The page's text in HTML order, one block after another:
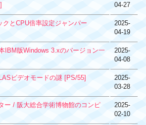
04-27
とCPU倍率設定ジャンパー
2025-
04-19
IBM版Windows 3.xのバージョン一
2025-
04-08
ビデオモードの謎 [PS/55]
2025-
03-28
ー / 阪大総合学術博物館のコンピ
2025-
02-10